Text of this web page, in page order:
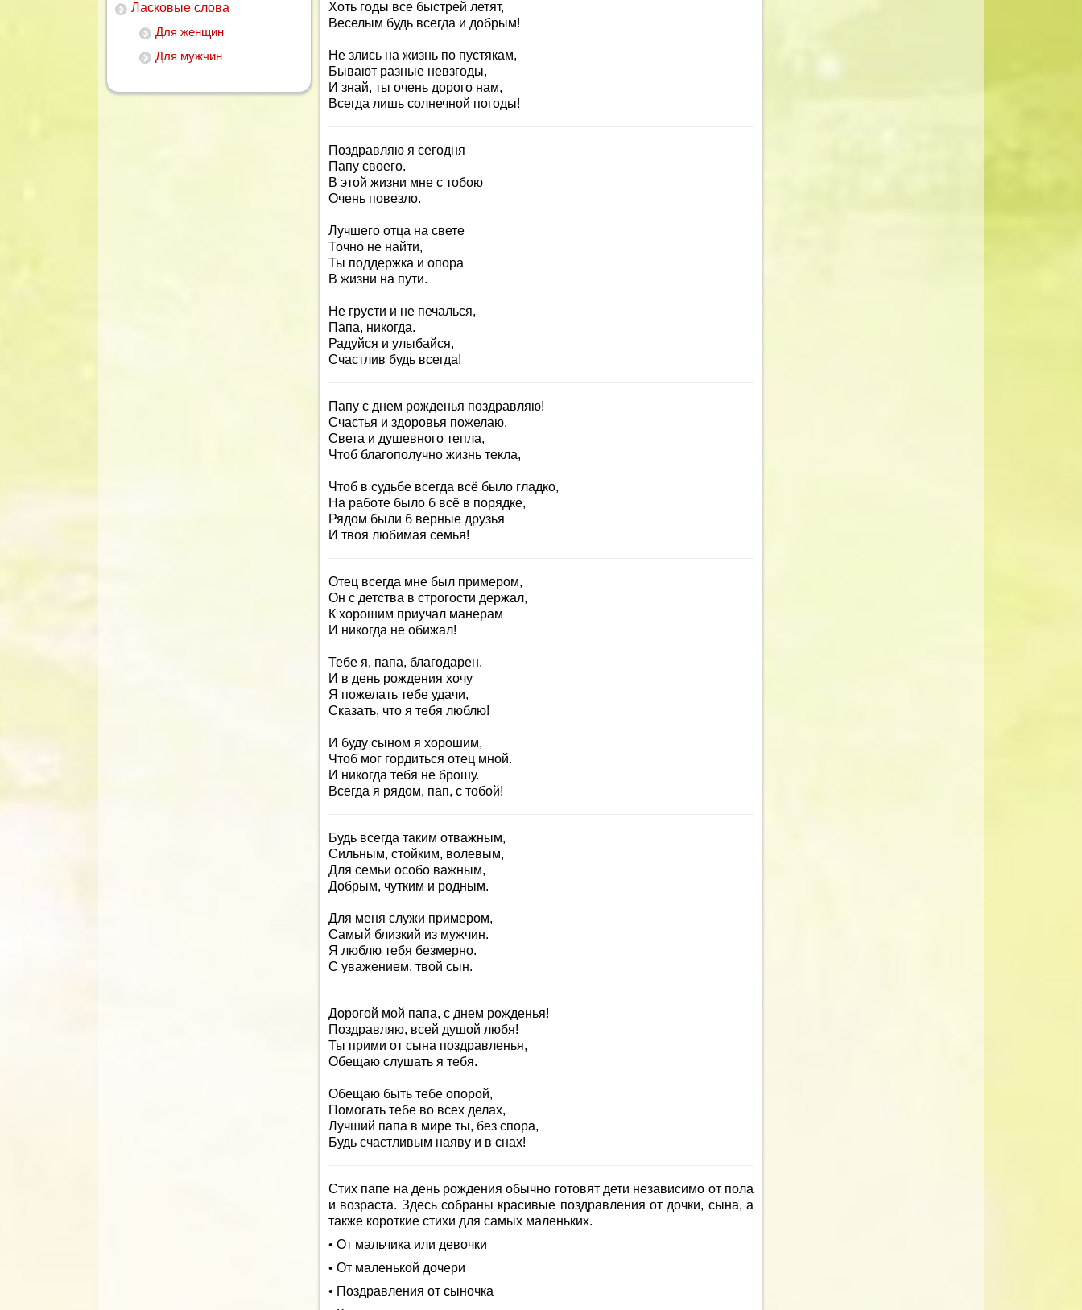
Ласковые слова
Для женщин
Для мужчин
Хоть годы все быстрей летят,
Веселым будь всегда и добрым!
Не злись на жизнь по пустякам,
Бывают разные невзгоды,
И знай, ты очень дорого нам,
Всегда лишь солнечной погоды!
Поздравляю я сегодня
Папу своего.
В этой жизни мне с тобою
Очень повезло.
Лучшего отца на свете
Точно не найти,
Ты поддержка и опора
В жизни на пути.
Не грусти и не печалься,
Папа, никогда.
Радуйся и улыбайся,
Счастлив будь всегда!
Папу с днем рожденья поздравляю!
Счастья и здоровья пожелаю,
Света и душевного тепла,
Чтоб благополучно жизнь текла,
Чтоб в судьбе всегда всё было гладко,
На работе было б всё в порядке,
Рядом были б верные друзья
И твоя любимая семья!
Отец всегда мне был примером,
Он с детства в строгости держал,
К хорошим приучал манерам
И никогда не обижал!
Тебе я, папа, благодарен.
И в день рождения хочу
Я пожелать тебе удачи,
Сказать, что я тебя люблю!
И буду сыном я хорошим,
Чтоб мог гордиться отец мной.
И никогда тебя не брошу.
Всегда я рядом, пап, с тобой!
Будь всегда таким отважным,
Сильным, стойким, волевым,
Для семьи особо важным,
Добрым, чутким и родным.
Для меня служи примером,
Самый близкий из мужчин.
Я люблю тебя безмерно.
С уважением. твой сын.
Дорогой мой папа, с днем рожденья!
Поздравляю, всей душой любя!
Ты прими от сына поздравленья,
Обещаю слушать я тебя.
Обещаю быть тебе опорой,
Помогать тебе во всех делах,
Лучший папа в мире ты, без спора,
Будь счастливым наяву и в снах!
Стих папе на день рождения обычно готовят дети независимо от пола
и возраста. Здесь собраны красивые поздравления от дочки, сына, а
также короткие стихи для самых маленьких.
• От мальчика или девочки
• От маленькой дочери
• Поздравления от сыночка